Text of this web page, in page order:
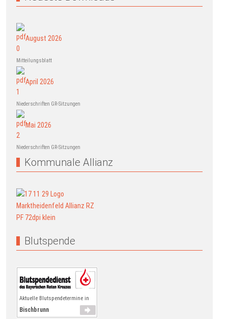
August 2026
Mitteilungsblatt
April 2026
Niederschriften GR-Sitzungen
Mai 2026
Niederschriften GR-Sitzungen
Kommunale Allianz
Blutspende
Aktuelle Blutspendetermine in
Bischbrunn